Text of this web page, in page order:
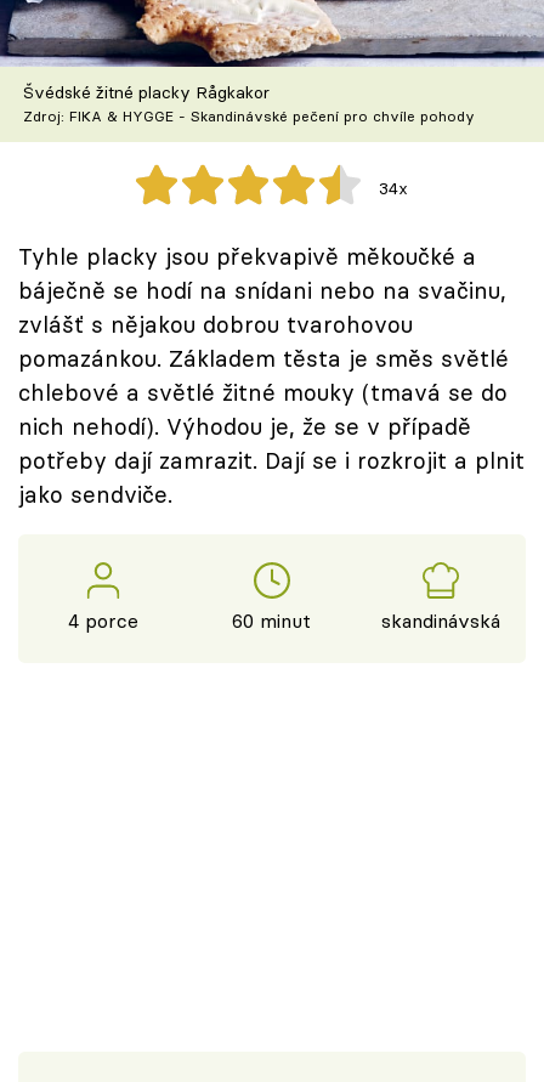
Škola vaření
Recepty z TV
Speciál: Cuketa
Těhotnej kuchař
Sledujte prima+
Přihlášení
Sledujte nás
Švédské žitné placky Rågkakor
Zdroj: FIKA & HYGGE - Skandinávské pečení pro chvíle pohody
34x
Tyhle placky jsou překvapivě měkoučké a
báječně se hodí na snídani nebo na svačinu,
zvlášť s nějakou dobrou tvarohovou
pomazánkou. Základem těsta je směs světlé
chlebové a světlé žitné mouky (tmavá se do
nich nehodí). Výhodou je, že se v případě
potřeby dají zamrazit. Dají se i rozkrojit a plnit
jako sendviče.
4 porce 60 minut skandinávská